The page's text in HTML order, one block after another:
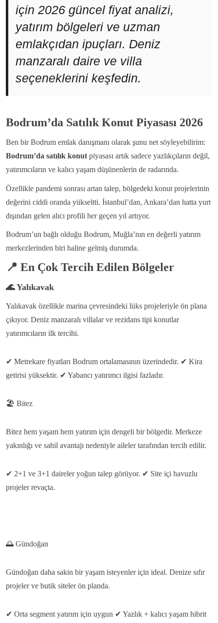
için 2026 güncel fiyat analizi,
yatırım bölgeleri ve uzman
emlakçıdan ipuçları. Deniz
manzaralı daire ve villa
seçeneklerini keşfedin.
Bodrum’da Satılık Konut Piyasası 2026
Ben bir Bodrum emlak danışmanı olarak şunu net söyleyebilirim:
Bodrum’da satılık konut piyasası artık sadece yazlıkçıların değil,
yatırımcıların ve kalıcı yaşam düşünenlerin de radarında.
Özellikle pandemi sonrası artan talep, bölgedeki konut projelerinin
değerini ciddi oranda yükseltti. İstanbul’dan, Ankara’dan hatta yurt
dışından gelen alıcı profili her geçen yıl artıyor.
Bodrum’un bağlı olduğu Bodrum, Muğla’nın en değerli yatırım
merkezlerinden biri haline gelmiş durumda.
📍 En Çok Tercih Edilen Bölgeler
🌊Yalıkavak
Yalıkavak özellikle marina çevresindeki lüks projeleriyle ön plana
çıkıyor. Deniz manzaralı villalar ve rezidans tipi konutlar
yatırımcıların ilk tercihi.
✔ Metrekare fiyatları Bodrum ortalamasının üzerindedir. ✔ Kira
getirisi yüksektir. ✔ Yabancı yatırımcı ilgisi fazladır.
🏖️ Bitez
Bitez hem yaşam hem yatırım için dengeli bir bölgedir. Merkeze
yakınlığı ve sahil avantajı nedeniyle aileler tarafından tercih edilir.
✔ 2+1 ve 3+1 daireler yoğun talep görüyor. ✔ Site içi havuzlu
projeler revaçta.
🌅 Gündoğan
Gündoğan daha sakin bir yaşam isteyenler için ideal. Denize sıfır
projeler ve butik siteler ön planda.
✔ Orta segment yatırım için uygun ✔ Yazlık + kalıcı yaşam hibrit